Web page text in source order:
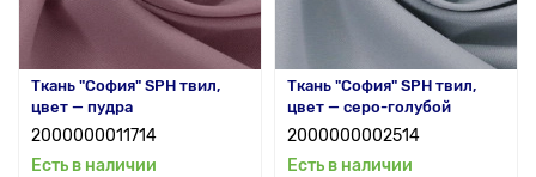
Ткань "София" SPH твил,
цвет — пудра
2000000011714
Есть в наличии
Ткань "София" SPH твил,
цвет — серо-голубой
2000000002514
Есть в наличии